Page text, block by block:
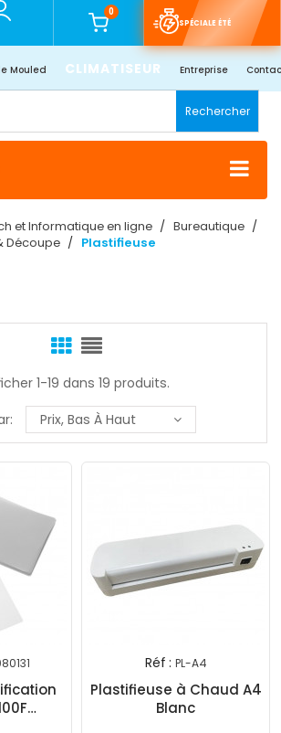
0
SPÉCIALE ÉTÉ
Mouled CLIMATISEUR Entreprise
Rechercher
et Informatique en ligne
Bureautique
Découpe
Plastifieuse
1-19 dans 19 produits.
Prix, Bas À Haut
Réf : PL-A4
Plastifieuse à Chaud A4
Blanc